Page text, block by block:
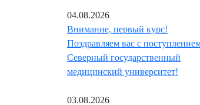
04.08.2026
Внимание, первый курс!
Поздравляем вас с
Северный государственный
медицинский университет!
03.08.2026